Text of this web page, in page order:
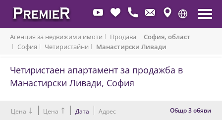
Агенция за недвижими имоти Продава
София, област
София
Четиристайни Манастирски Ливади
Четиристаен апартамент за продажба в
Манастирски Ливади, София
Цена Цена Дата Адрес Oбщо 3 обяви